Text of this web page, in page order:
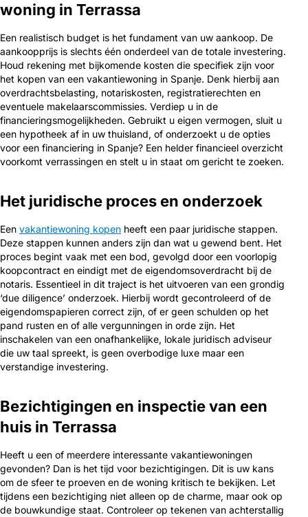
woning in Terrassa
Een realistisch budget is het fundament van uw aankoop. De
aankoopprijs is slechts één onderdeel van de totale investering.
Houd rekening met bijkomende kosten die specifiek zijn voor
het kopen van een vakantiewoning in Spanje. Denk hierbij aan
overdrachtsbelasting, notariskosten, registratierechten en
eventuele makelaarscommissies. Verdiep u in de
financieringsmogelijkheden. Gebruikt u eigen vermogen, sluit u
een hypotheek af in uw thuisland, of onderzoekt u de opties
voor een financiering in Spanje? Een helder financieel overzicht
voorkomt verrassingen en stelt u in staat om gericht te zoeken.
Het juridische proces en onderzoek
Een vakantiewoning kopen heeft een paar juridische stappen.
Deze stappen kunnen anders zijn dan wat u gewend bent. Het
proces begint vaak met een bod, gevolgd door een voorlopig
koopcontract en eindigt met de eigendomsoverdracht bij de
notaris. Essentieel in dit traject is het uitvoeren van een grondig
‘due diligence’ onderzoek. Hierbij wordt gecontroleerd of de
eigendomspapieren correct zijn, of er geen schulden op het
pand rusten en of alle vergunningen in orde zijn. Het
inschakelen van een onafhankelijke, lokale juridisch adviseur
die uw taal spreekt, is geen overbodige luxe maar een
verstandige investering.
Bezichtigingen en inspectie van een
huis in Terrassa
Heeft u een of meerdere interessante vakantiewoningen
gevonden? Dan is het tijd voor bezichtigingen. Dit is uw kans
om de sfeer te proeven en de woning kritisch te bekijken. Let
tijdens een bezichtiging niet alleen op de charme, maar ook op
de bouwkundige staat. Controleer op tekenen van achterstallig